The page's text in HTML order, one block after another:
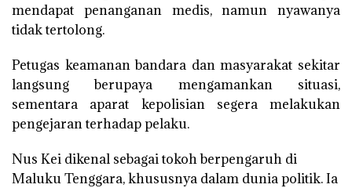
mendapat penanganan medis, namun nyawanya
tidak tertolong.
Petugas keamanan bandara dan masyarakat sekitar
langsung berupaya mengamankan situasi,
sementara aparat kepolisian segera melakukan
pengejaran terhadap pelaku.
Nus Kei dikenal sebagai tokoh berpengaruh di
Maluku Tenggara, khususnya dalam dunia politik. Ia